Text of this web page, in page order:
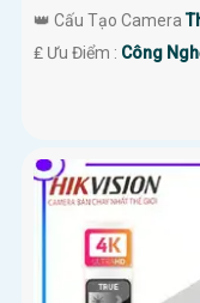
👑 Cấu Tạo Camera
️₤ Ưu Điểm : Công